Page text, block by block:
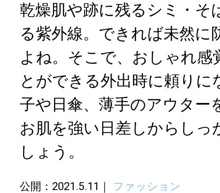
乾燥肌や跡に残るシミ・そ
る紫外線。できれば未然に
よね。そこで、おしゃれ感
とができる外出時に頼りに
子や日傘、薄手のアウター
お肌を強い日差しからしっ
しょう。
公開：2021.5.11 ファッション